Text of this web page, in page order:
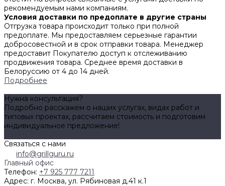
рекомендуемым нами компаниям.
Условия доставки по предоплате в другие страны
Отгрузка товара происходит только при полной
предоплате. Мы предоставляем серьезные гарантии
добросовестной и в срок отправки товара. Менеджер
предоставит Покупателю доступ к отслеживанию
продвижения товара. Среднее время доставки в
Белоруссию от 4 до 14 дней.
Подробнее
Нужна консультация?
Подробно расскажем о наших услугах, видах работ и
типовых проектах, рассчитаем стоимость и подготовим
индивидуальное предложение!
Связаться с нами
info@grillguru.ru
Главный офис
Телефон: +7 925 777 7211
Адрес: г. Москва, ул. Рябиновая д.41 к.1